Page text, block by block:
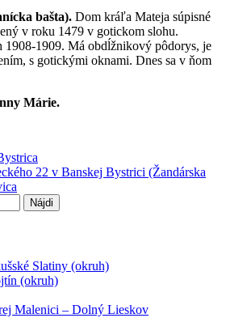
bašta). Dom kráľa Mateja súpisné
v roku 1479 v gotickom slohu.
1909. Má obdĺžnikový pôdorys, je
s gotickými oknami. Dnes sa v ňom
Márie.
22 v Banskej Bystrici (Žandárska
Slatiny (okruh)
(okruh)
Malenici – Dolný Lieskov